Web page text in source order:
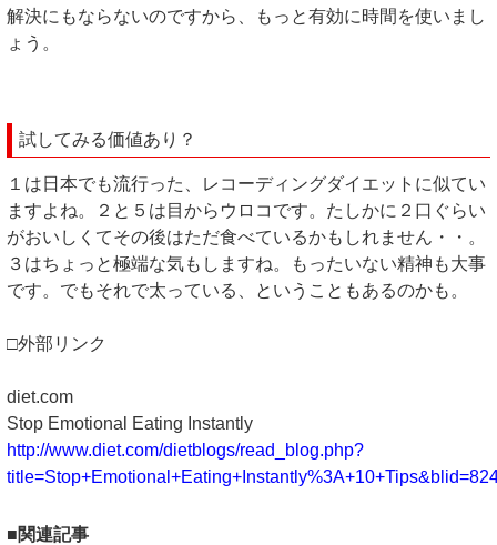
解決にもならないのですから、もっと有効に時間を使いまし
ょう。
試してみる価値あり？
１は日本でも流行った、レコーディングダイエットに似てい
ますよね。２と５は目からウロコです。たしかに２口ぐらい
がおいしくてその後はただ食べているかもしれません・・。
３はちょっと極端な気もしますね。もったいない精神も大事
です。でもそれで太っている、ということもあるのかも。
□外部リンク
diet.com
Stop Emotional Eating Instantly
http://www.diet.com/dietblogs/read_blog.php?
■関連記事